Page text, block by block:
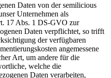
Daten von der semilicious
Unternehmen als
17 Abs. 1 DS-GVO zur
Daten verpflichtet, so trifft
der verfügbaren
angemessene
Art, um andere für die
welche die
Daten verarbeiten,